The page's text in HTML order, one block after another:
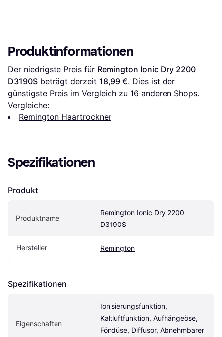
Produktinformationen
Der niedrigste Preis für Remington Ionic Dry 2200
D3190S beträgt derzeit 18,99 €. Dies ist der
günstigste Preis im Vergleich zu 16 anderen Shops.
Vergleiche:
Remington Haartrockner
Spezifikationen
Produkt
Produktname
Remington Ionic Dry 2200
D3190S
Hersteller Remington
Spezifikationen
Eigen­schaften
Ionisierungsfunktion,
Kaltluftfunktion, Aufhängeöse,
Föndüse, Diffusor, Abnehmbarer